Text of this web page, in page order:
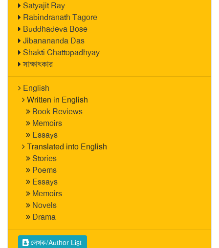
Satyajit Ray
Rabindranath Tagore
Buddhadeva Bose
Jibanananda Das
Shakti Chattopadhyay
সাক্ষাৎকার
English
Written in English
Book Reviews
Memoirs
Essays
Translated into English
Stories
Poems
Essays
Memoirs
Novels
Drama
লেখক/Author List